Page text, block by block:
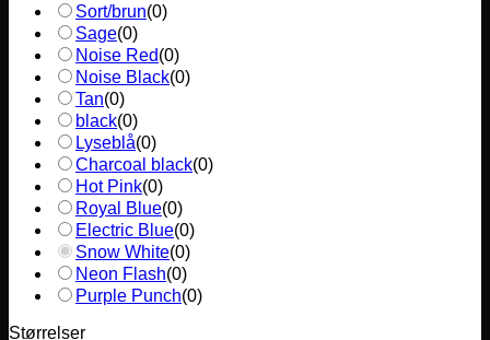
Sort/brun(0)
Sage(0)
Noise Red(0)
Noise Black(0)
Tan(0)
black(0)
Lyseblå(0)
Charcoal black(0)
Hot Pink(0)
Royal Blue(0)
Electric Blue(0)
Snow White(0)
Neon Flash(0)
Purple Punch(0)
Størrelser